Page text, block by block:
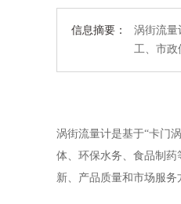
信息摘要：
涡街流量
工、市
涡街流量计是基于“卡门
体、环保水务、食品制
新、产品质量和市场服务